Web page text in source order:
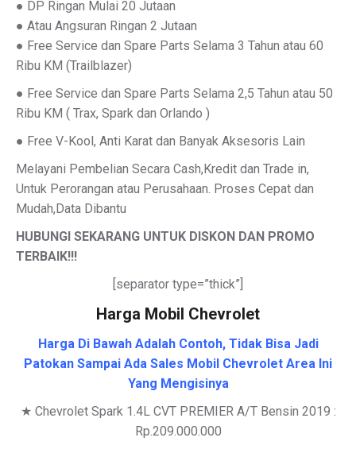
● DP Ringan Mulai 20 Jutaan
● Atau Angsuran Ringan 2 Jutaan
● Free Service dan Spare Parts Selama 3 Tahun atau 60
Ribu KM (Trailblazer)
● Free Service dan Spare Parts Selama 2,5 Tahun atau 50
Ribu KM ( Trax, Spark dan Orlando )
● Free V-Kool, Anti Karat dan Banyak Aksesoris Lain
Melayani Pembelian Secara Cash,Kredit dan Trade in,
Untuk Perorangan atau Perusahaan. Proses Cepat dan
Mudah,Data Dibantu
HUBUNGI SEKARANG UNTUK DISKON DAN PROMO
TERBAIK!!!
[separator type=”thick”]
Harga Mobil Chevrolet
Harga Di Bawah Adalah Contoh, Tidak Bisa Jadi
Patokan Sampai Ada Sales Mobil Chevrolet Area Ini
Yang Mengisinya
★ Chevrolet Spark 1.4L CVT PREMIER A/T Bensin 2019 :
Rp.209.000.000